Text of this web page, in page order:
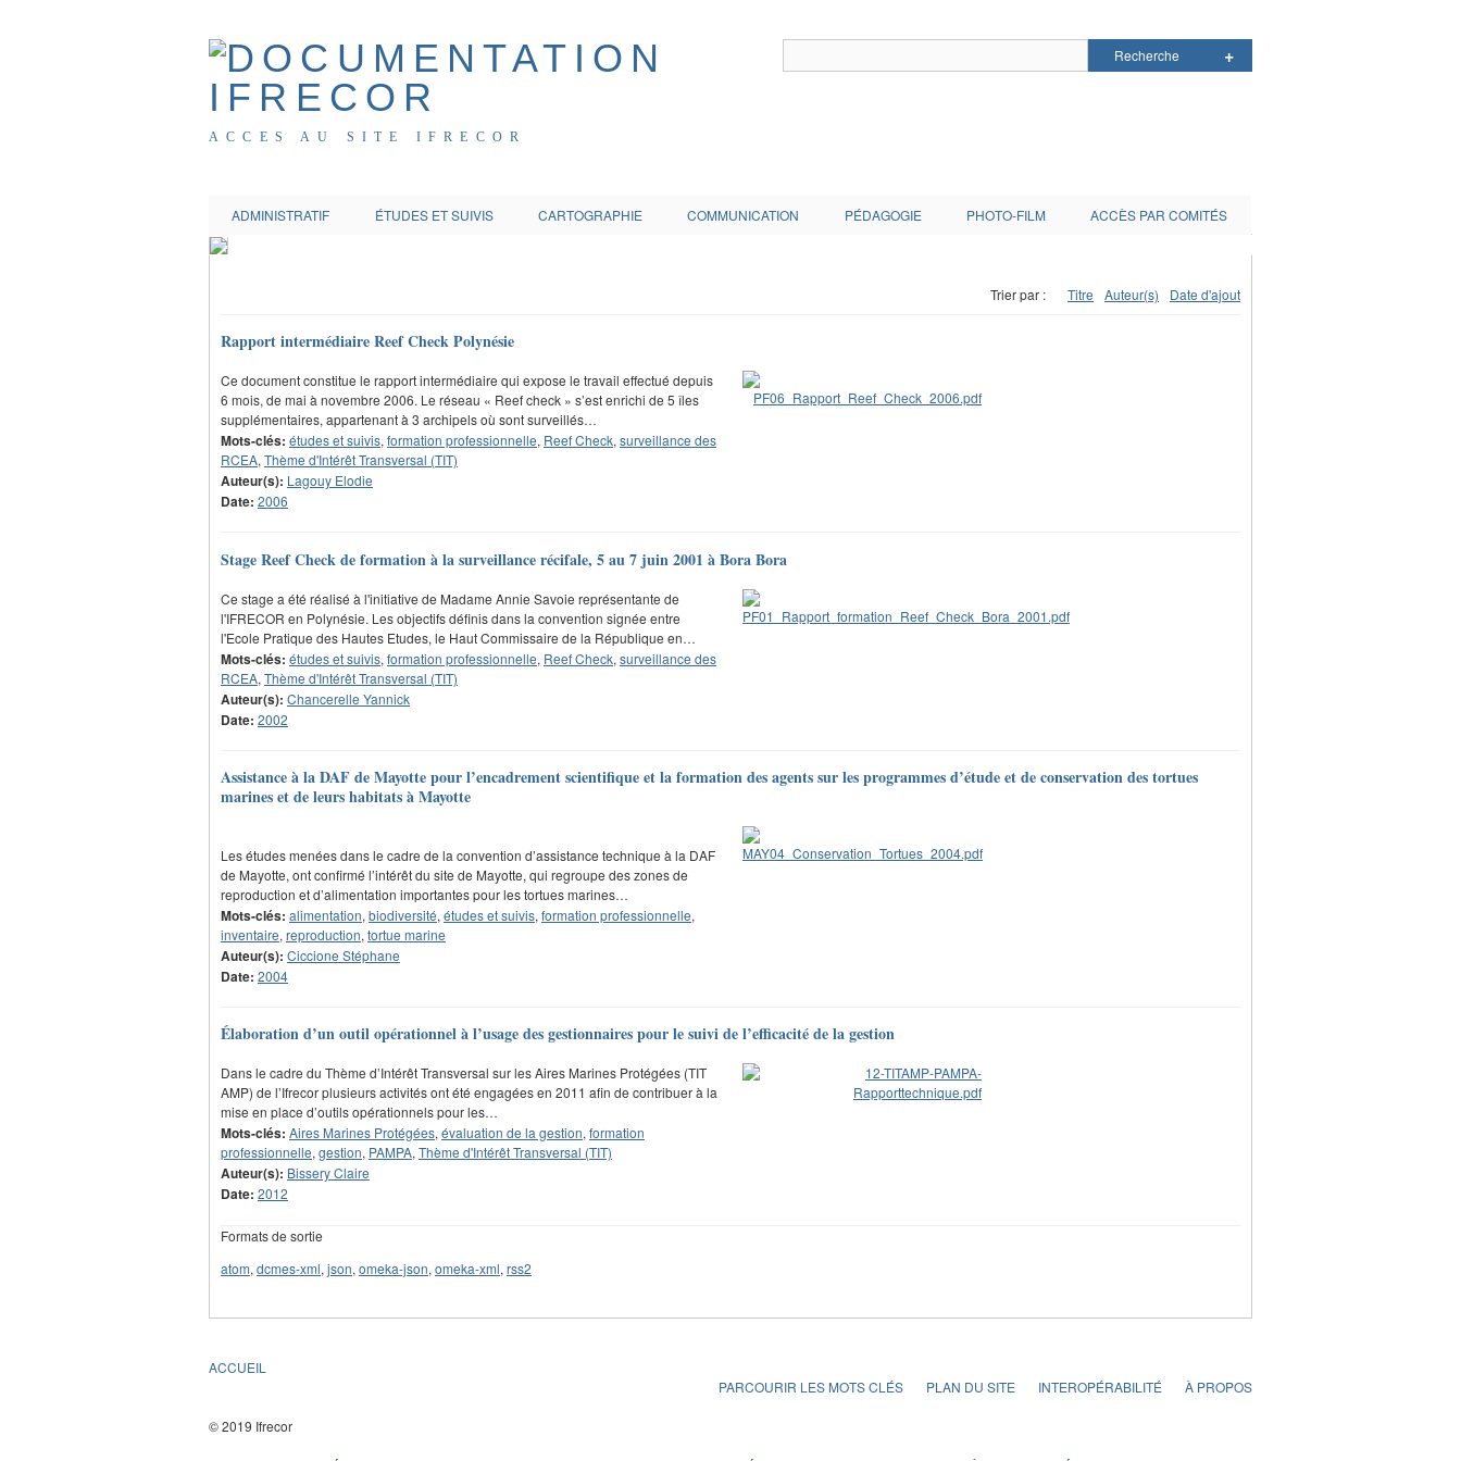
ACCES AU SITE IFRECOR
ADMINISTRATIF ÉTUDES ET SUIVIS CARTOGRAPHIE COMMUNICATION PÉDAGOGIE PHOTO-FILM ACCÈS PAR COMITÉS
Trier par : Titre Auteur(s) Date d'ajout
Rapport intermédiaire Reef Check Polynésie
Ce document constitue le rapport intermédiaire qui expose le travail effectué depuis
6 mois, de mai à novembre 2006. Le réseau « Reef check » s’est enrichi de 5 îles
supplémentaires, appartenant à 3 archipels où sont surveillés…
Mots-clés: études et suivis, formation professionnelle, Reef Check, surveillance des
RCEA, Thème d'Intérêt Transversal (TIT)
Auteur(s): Lagouy Elodie
Date: 2006
Stage Reef Check de formation à la surveillance récifale, 5 au 7 juin 2001 à Bora Bora
Ce stage a été réalisé à l'initiative de Madame Annie Savoie représentante de
l'IFRECOR en Polynésie. Les objectifs définis dans la convention signée entre
l'Ecole Pratique des Hautes Etudes, le Haut Commissaire de la République en…
Mots-clés: études et suivis, formation professionnelle, Reef Check, surveillance des
RCEA, Thème d'Intérêt Transversal (TIT)
Auteur(s): Chancerelle Yannick
Date: 2002
Assistance à la DAF de Mayotte pour l’encadrement scientifique et la formation des agents sur les programmes d’étude et de conservation des tortues
marines et de leurs habitats à Mayotte
Les études menées dans le cadre de la convention d’assistance technique à la DAF
de Mayotte, ont confirmé l’intérêt du site de Mayotte, qui regroupe des zones de
reproduction et d’alimentation importantes pour les tortues marines…
Mots-clés: alimentation, biodiversité, études et suivis, formation professionnelle,
inventaire, reproduction, tortue marine
Auteur(s): Ciccione Stéphane
Date: 2004
Élaboration d’un outil opérationnel à l’usage des gestionnaires pour le suivi de l’efficacité de la gestion
Dans le cadre du Thème d’Intérêt Transversal sur les Aires Marines Protégées (TIT
AMP) de l’Ifrecor plusieurs activités ont été engagées en 2011 afin de contribuer à la
mise en place d’outils opérationnels pour les…
Mots-clés: Aires Marines Protégées, évaluation de la gestion, formation
professionnelle, gestion, PAMPA, Thème d'Intérêt Transversal (TIT)
Auteur(s): Bissery Claire
Date: 2012
Formats de sortie
atom, dcmes-xml, json, omeka-json, omeka-xml, rss2
ACCUEIL
PARCOURIR LES MOTS CLÉS
PLAN DU SITE INTEROPÉRABILITÉ À PROPOS
© 2019 Ifrecor